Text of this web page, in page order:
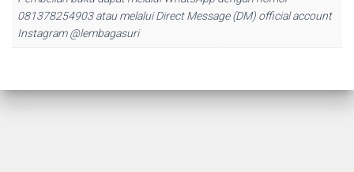
081378254903 atau melalui Direct Message (DM) official account
Instagram @lembagasuri